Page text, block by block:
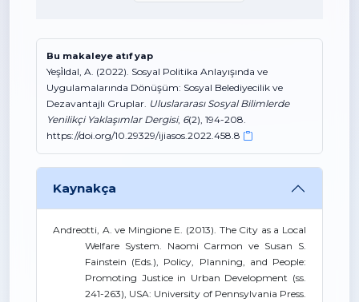
Bu makaleye atıf yap
Yeşi̇ldal, A. (2022). Sosyal Politika Anlayışında ve
Uygulamalarında Dönüşüm: Sosyal Belediyecilik ve
Dezavantajlı Gruplar. Uluslararası Sosyal Bilimlerde
Yenilikçi Yaklaşımlar Dergisi, 6(2), 194-208.
https://doi.org/10.29329/ijiasos.2022.458.8
Kaynakça
Andreotti, A. ve Mingione E. (2013). The City as a Local
Welfare System. Naomi Carmon ve Susan S.
Fainstein (Eds.), Policy, Planning, and People:
Promoting Justice in Urban Development (ss.
241-263), USA: University of Pennsylvania Press.